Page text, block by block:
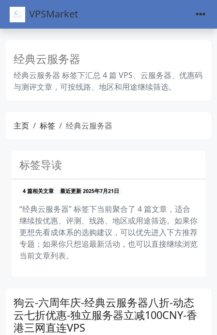
VPSMarket
经典云服务器
经典云服务器 标签下汇总 4 篇 VPS、云服务器、优惠码
与测评文章，可按线路、地区和用途继续筛选。
主页 标签 经典云服务器
标签导读
4 篇相关文章 最近更新 2025年7月21日
“经典云服务器” 标签下当前聚合了 4 篇文章，适合
继续按优惠、评测、线路、地区或用途筛选。如果你
更想先看成体系的选购建议，可以优先进入下方推荐
专题；如果你只想追最新活动，也可以直接继续浏览
当前文章列表。
狗云-六周年庆-经典云服务器八折-动态
云七折优惠-独立服务器立减100CNY-香
港三网直连VPS